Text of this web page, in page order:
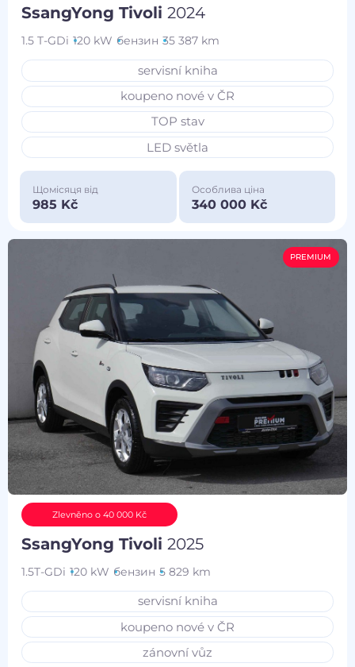
SsangYong Tivoli2024
1.5 T-GDi 120 kW бензин 35 387 km
servisní kniha
koupeno nové v ČR
TOP stav
LED světla
Щомісяця від
985 Kč
Особлива ціна
340 000 Kč
PREMIUM
Zlevněno o 40 000 Kč
SsangYong Tivoli2025
1.5T-GDi 120 kW бензин 5 829 km
servisní kniha
koupeno nové v ČR
zánovní vůz